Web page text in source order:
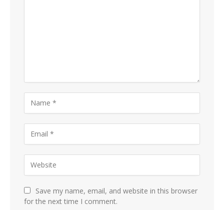
Save my name, email, and website in this browser
for the next time I comment.